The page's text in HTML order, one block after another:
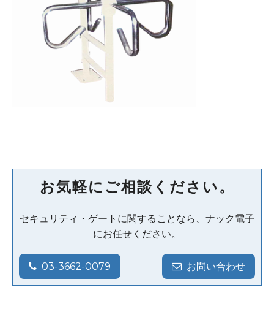
お気軽にご相談ください。
セキュリティ・ゲートに関することなら、ナック電子
にお任せください。
03-3662-0079 お問い合わせ